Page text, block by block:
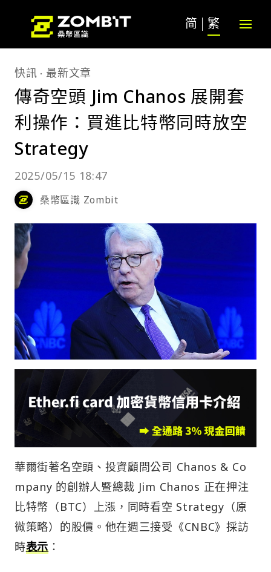
简 繁
快訊 最新文章
傳奇空頭 Jim Chanos 展開套
利操作：買進比特幣同時放空
Strategy
2025/05/15 18:47
桑幣區識 Zombit
華爾街著名空頭、投資顧問公司 Chanos & Co
mpany 的創辦人暨總裁 Jim Chanos 正在押注
比特幣（BTC）上漲，同時看空 Strategy（原
微策略）的股價。他在週三接受《CNBC》採訪
時表示 ：